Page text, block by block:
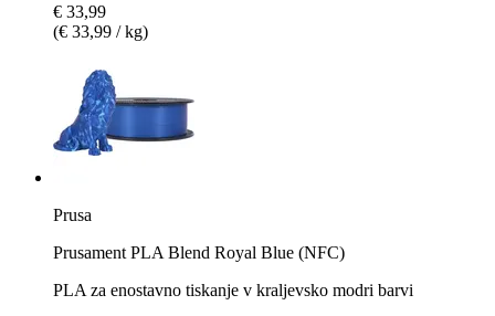
€ 33,99
(€ 33,99 / kg)
Prusa
Prusament PLA Blend Royal Blue (NFC)
PLA za enostavno tiskanje v kraljevsko modri barvi